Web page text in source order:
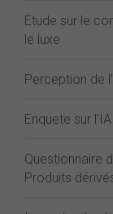
Étude sur le
le luxe
Perception de
Enquete sur
Questionnaire
Produits